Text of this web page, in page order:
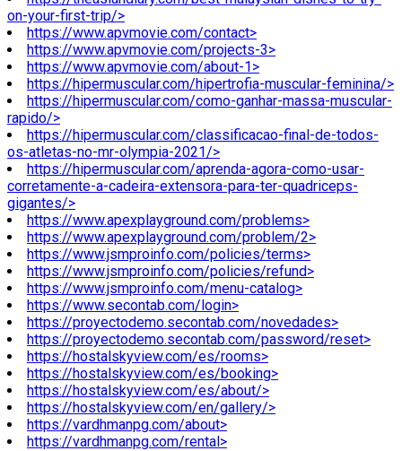
on-your-first-trip/>
https://www.apvmovie.com/contact>
https://www.apvmovie.com/projects-3>
https://www.apvmovie.com/about-1>
https://hipermuscular.com/hipertrofia-muscular-feminina/>
https://hipermuscular.com/como-ganhar-massa-muscular-
rapido/>
https://hipermuscular.com/classificacao-final-de-todos-
os-atletas-no-mr-olympia-2021/>
https://hipermuscular.com/aprenda-agora-como-usar-
corretamente-a-cadeira-extensora-para-ter-quadriceps-
gigantes/>
https://www.apexplayground.com/problems>
https://www.apexplayground.com/problem/2>
https://www.jsmproinfo.com/policies/terms>
https://www.jsmproinfo.com/policies/refund>
https://www.jsmproinfo.com/menu-catalog>
https://www.secontab.com/login>
https://proyectodemo.secontab.com/novedades>
https://proyectodemo.secontab.com/password/reset>
https://hostalskyview.com/es/rooms>
https://hostalskyview.com/es/booking>
https://hostalskyview.com/es/about/>
https://hostalskyview.com/en/gallery/>
https://vardhmanpg.com/about>
https://vardhmanpg.com/rental>